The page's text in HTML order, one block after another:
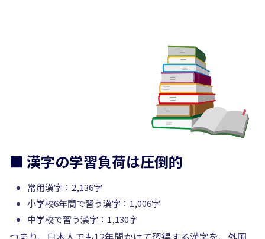
■ 漢字の学習負荷は圧倒的
常用漢字：2,136字
小学校6年間で習う漢字：1,006字
中学校で習う漢字：1,130字